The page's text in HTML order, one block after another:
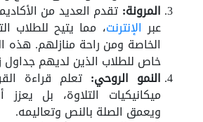
المرونة: تقدم العديد من
عبر الإنترنت، مما يتيح للطلاب
الخاصة ومن راحة منازلهم. هذه
خاص للطلاب الذين لديهم جداول
النمو الروحي: تعلم قراءة
ميكانيكيات التلاوة، بل يعزز
ويعمق الصلة بالنص وتعاليمه.